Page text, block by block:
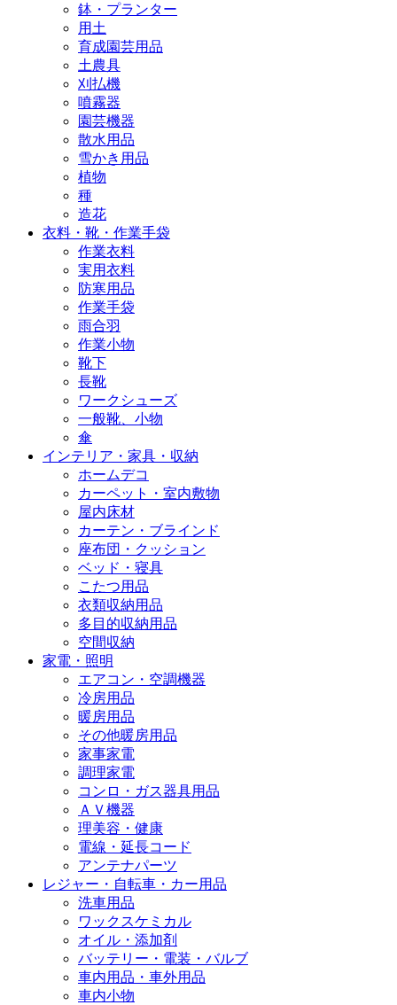
鉢・プランター
用土
育成園芸用品
土農具
刈払機
噴霧器
園芸機器
散水用品
雪かき用品
植物
種
造花
衣料・靴・作業手袋
作業衣料
実用衣料
防寒用品
作業手袋
雨合羽
作業小物
靴下
長靴
ワークシューズ
一般靴、小物
傘
インテリア・家具・収納
ホームデコ
カーペット・室内敷物
屋内床材
カーテン・ブラインド
座布団・クッション
ベッド・寝具
こたつ用品
衣類収納用品
多目的収納用品
空間収納
家電・照明
エアコン・空調機器
冷房用品
暖房用品
その他暖房用品
家事家電
調理家電
コンロ・ガス器具用品
ＡＶ機器
理美容・健康
電線・延長コード
アンテナパーツ
レジャー・自転車・カー用品
洗車用品
ワックスケミカル
オイル・添加剤
バッテリー・電装・バルブ
車内用品・車外用品
車内小物